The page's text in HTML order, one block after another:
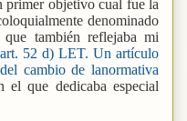
primer objetivo cual fue la
denominado
también reflejaba mi
52 d) LET. Un artículo
cambio de lanormativa
que dedicaba especial